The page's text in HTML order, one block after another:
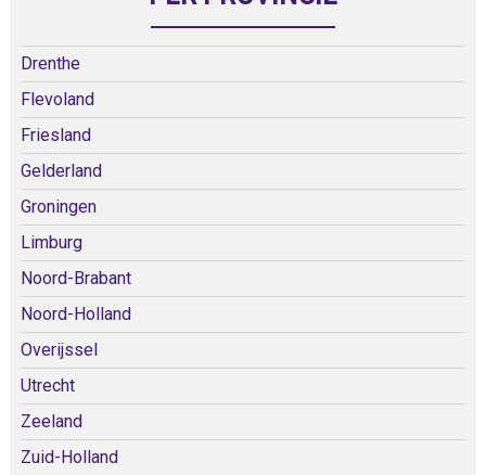
Drenthe
Flevoland
Friesland
Gelderland
Groningen
Limburg
Noord-Brabant
Noord-Holland
Overijssel
Utrecht
Zeeland
Zuid-Holland